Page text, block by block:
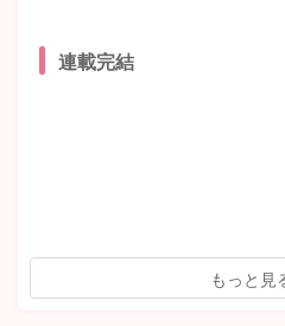
連載完結
もっと見